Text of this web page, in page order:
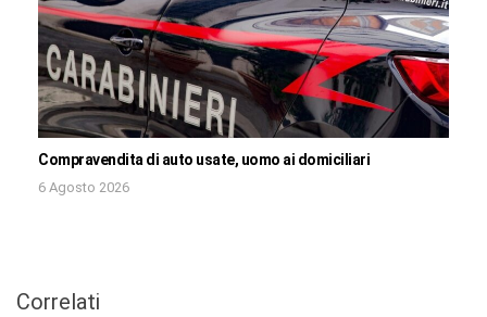
Compravendita di auto usate, uomo ai domiciliari
6 Agosto 2026
Correlati